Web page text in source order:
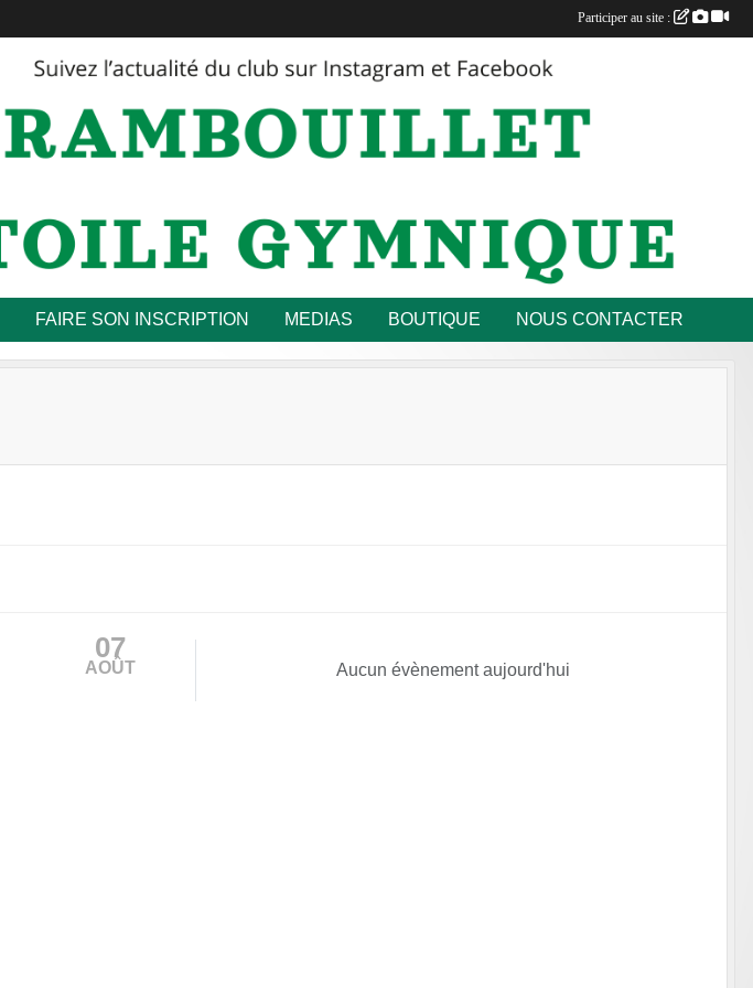
FAIRE SON INSCRIPTION MEDIAS BOUTIQUE NOUS CONTACTER
07
AOÛT Aucun évènement aujourd'hui
Participer au site :